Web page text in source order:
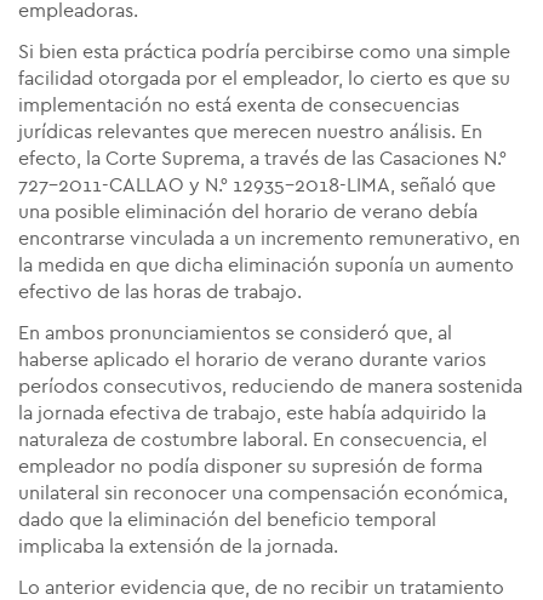
empleadoras.
Si bien esta práctica podría percibirse como una simple
facilidad otorgada por el empleador, lo cierto es que su
implementación no está exenta de consecuencias
jurídicas relevantes que merecen nuestro análisis. En
efecto, la Corte Suprema, a través de las Casaciones N.°
727-2011-CALLAO y N.° 12935-2018-LIMA, señaló que
una posible eliminación del horario de verano debía
encontrarse vinculada a un incremento remunerativo, en
la medida en que dicha eliminación suponía un aumento
efectivo de las horas de trabajo.
En ambos pronunciamientos se consideró que, al
haberse aplicado el horario de verano durante varios
períodos consecutivos, reduciendo de manera sostenida
la jornada efectiva de trabajo, este había adquirido la
naturaleza de costumbre laboral. En consecuencia, el
empleador no podía disponer su supresión de forma
unilateral sin reconocer una compensación económica,
dado que la eliminación del beneficio temporal
implicaba la extensión de la jornada.
Lo anterior evidencia que, de no recibir un tratamiento